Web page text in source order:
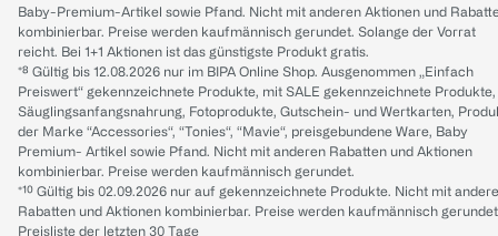
Baby-Premium-Artikel sowie Pfand. Nicht mit anderen Aktionen und
kombinierbar. Preise werden kaufmännisch gerundet. Solange der Vorrat
reicht. Bei 1+1 Aktionen ist das günstigste Produkt gratis.
*⁸ Gültig bis 12.08.2026 nur im BIPA Online Shop. Ausgenommen „Einfach
Preiswert“ gekennzeichnete Produkte, mit SALE gekennzeichnete Produkte,
Säuglingsanfangsnahrung, Fotoprodukte, Gutschein- und Wertkarten,
der Marke “Accessories“, “Tonies“, “Mavie“, preisgebundene Ware, Baby
Premium- Artikel sowie Pfand. Nicht mit anderen Rabatten und Aktionen
kombinierbar. Preise werden kaufmännisch gerundet.
*¹⁰ Gültig bis 02.09.2026 nur auf gekennzeichnete Produkte. Nicht mit
Rabatten und Aktionen kombinierbar. Preise werden kaufmännisch
Preisliste der letzten 30 Tage